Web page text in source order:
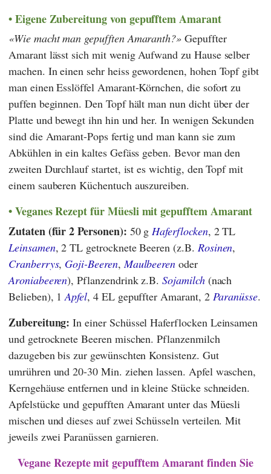
Eigene Zubereitung von gepufftem Amarant
Wie macht man gepufften Amaranth? Gepuffter
Amarant lässt sich mit wenig Aufwand zu Hause selber
machen. In einen sehr heiss gewordenen, hohen Topf gibt
man einen Esslöffel Amarant-Körnchen, die sofort zu
puffen beginnen. Den Topf hält man nun dicht über der
Platte und bewegt ihn hin und her. In wenigen Sekunden
sind die Amarant-Pops fertig und man kann sie zum
Abkühlen in ein kaltes Gefäss geben. Bevor man den
zweiten Durchlauf startet, ist es wichtig, den Topf mit
einem sauberen Küchentuch auszureiben.
Veganes Rezept für Müesli mit gepufftem Amarant
Zutaten (für 2 Personen): 50 g Haferflocken, 2 TL
Leinsamen, 2 TL getrocknete Beeren (z.B. Rosinen,
Cranberrys, Goji-Beeren, Maulbeeren oder
Aroniabeeren), Pflanzendrink z.B.Sojamilch(nach
Belieben), 1Apfel, 4 EL gepuffter Amarant, 2 Paranüsse.
Zubereitung:In einer Schüssel Haferflocken Leinsamen
und getrocknete Beeren mischen. Pflanzenmilch
dazugeben bis zur gewünschten Konsistenz. Gut
umrühren und 20-30 Min. ziehen lassen. Apfel waschen,
Kerngehäuse entfernen und in kleine Stücke schneiden.
Apfelstücke und gepufften Amarant unter das Müesli
mischen und dieses auf zwei Schüsseln verteilen. Mit
jeweils zwei Paranüssen garnieren.
Vegane Rezepte mit gepufftem Amarant finden Sie